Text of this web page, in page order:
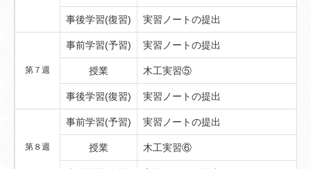
事後学習(復習) 実習ノートの提出
第７週
事前学習(予習) 実習ノートの提出
授業 木工実習⑤
事後学習(復習) 実習ノートの提出
第８週
事前学習(予習) 実習ノートの提出
授業 木工実習⑥